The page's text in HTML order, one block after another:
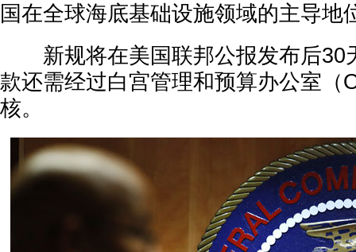
国在全球海底基础设施领域的主导地
新规将在美国联邦公报发布后30
款还需经过白宫管理和预算办公室（
核。